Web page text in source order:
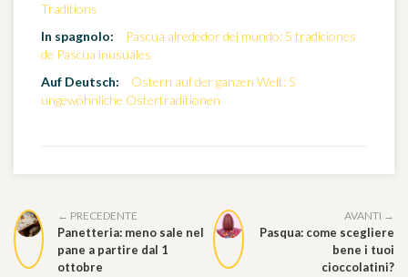
Traditions
In spagnolo:
Pascua alrededor del mundo: 5 tradiciones
de Pascua inusuales
Auf Deutsch:
Ostern auf der ganzen Welt: 5
ungewöhnliche Ostertraditionen
← PRECEDENTE
Panetteria: meno sale nel
pane a partire dal 1
ottobre
AVANTI →
Pasqua: come scegliere
bene i tuoi
cioccolatini?